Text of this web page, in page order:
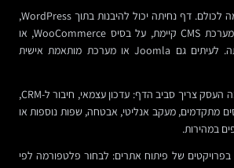
אין תשובה אחת שמתאימה לכולם. דף נחיתה יכול להיבנות בתוך WordPress,
בתוך Shopify, כחלק ממערכת CMS קיימת, על בסיס WooCommerce, או
בכלי ייעודי לעמודי נחיתה. לעיתים גם Joomla או מערכת מותאמת אישית
הבחירה תלויה בשאלה מה העסק צריך סביב הדף: עדכון עצמאי, חיבור ל-CRM,
מתקדמים, מעקב אנליטי, אבטחה, שפות נוספות או
במהירות.
בפרויקטים של פיתוח אתרים: לבחור פלטפורמה לפי